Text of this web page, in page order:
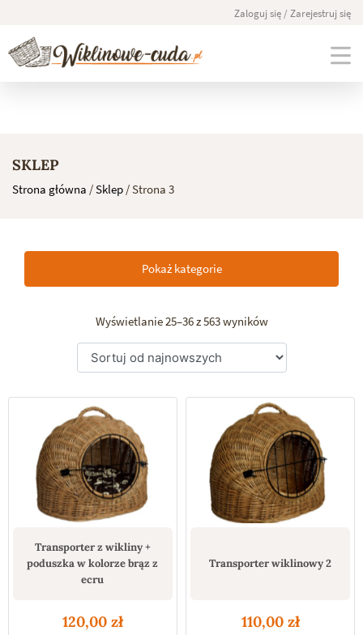
content
Zaloguj się / Zarejestruj się
SKLEP
Strona główna /Sklep / Strona 3
Pokaż kategorie
Wyświetlanie 25–36 z 563 wyników
Transporter z wikliny +
poduszka w kolorze brąz z
ecru
120,00 zł
Transporter wiklinowy 2
110,00 zł